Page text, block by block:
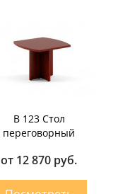
B 123 Стол
переговорный
от 12 870 руб.